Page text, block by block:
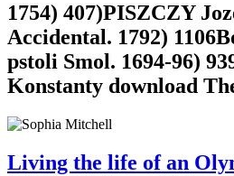
1754) 407)PISZCZY
Accidental. 1792)
pstoli Smol. 1694-96)
Konstanty download
Living the life of an